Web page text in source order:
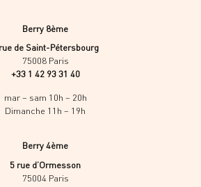
Berry 8ème
de Saint-Pétersbourg
75008 Paris
+33 1 42 93 31 40
mar – sam 10h – 20h
Dimanche 11h – 19h
Berry 4ème
5 rue d’Ormesson
75004 Paris